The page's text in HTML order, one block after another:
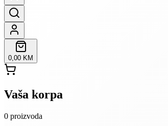
0,00 KM
Vaša korpa
0 proizvoda